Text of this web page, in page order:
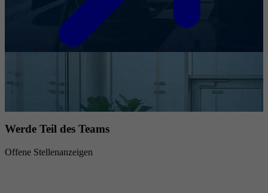
Werde Teil des Teams
Offene Stellenanzeigen